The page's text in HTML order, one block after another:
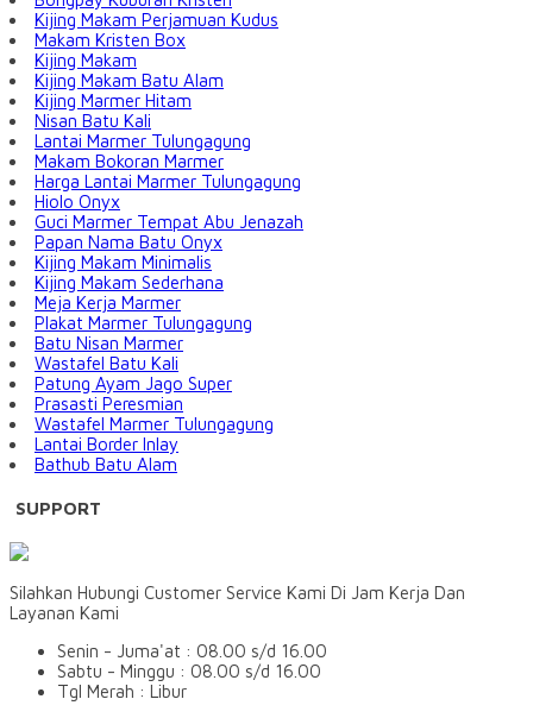
Kijing Makam Perjamuan Kudus
Makam Kristen Box
Kijing Makam
Kijing Makam Batu Alam
Kijing Marmer Hitam
Nisan Batu Kali
Lantai Marmer Tulungagung
Makam Bokoran Marmer
Harga Lantai Marmer Tulungagung
Hiolo Onyx
Guci Marmer Tempat Abu Jenazah
Papan Nama Batu Onyx
Kijing Makam Minimalis
Kijing Makam Sederhana
Meja Kerja Marmer
Plakat Marmer Tulungagung
Batu Nisan Marmer
Wastafel Batu Kali
Patung Ayam Jago Super
Prasasti Peresmian
Wastafel Marmer Tulungagung
Lantai Border Inlay
Bathub Batu Alam
SUPPORT
Silahkan Hubungi Customer Service Kami Di Jam Kerja Dan
Layanan Kami
Senin - Juma'at : 08.00 s/d 16.00
Sabtu - Minggu : 08.00 s/d 16.00
Tgl Merah : Libur